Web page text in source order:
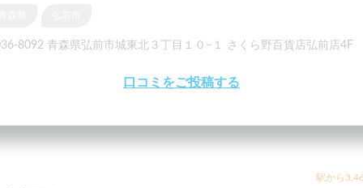
8092 青森県弘前市城東北３丁目１０−１ さくら野百貨店弘前店4F
口コミをご投稿する
駅から